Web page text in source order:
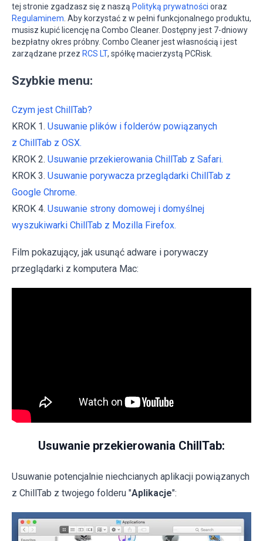
tej stronie zgadzasz się z naszą Polityką prywatności oraz
Regulaminem . Aby korzystać z w pełni funkcjonalnego produktu,
musisz kupić licencję na Combo Cleaner. Dostępny jest 7-dniowy
bezpłatny okres próbny. Combo Cleaner jest własnością i jest
zarządzane przez RCS LT, spółkę macierzystą PCRisk.
Szybkie menu:
Czym jest ChillTab?
KROK 1. Usuwanie plików i folderów powiązanych
z ChillTab z OSX.
KROK 2. Usuwanie przekierowania ChillTab z Safari.
KROK 3. Usuwanie porywacza przeglądarki ChillTab z
Google Chrome.
KROK 4. Usuwanie strony domowej i domyślnej
wyszukiwarki ChillTab z Mozilla Firefox.
Film pokazujący, jak usunąć adware i porywaczy
przeglądarki z komputera Mac:
Usuwanie przekierowania ChillTab:
Usuwanie potencjalnie niechcianych aplikacji powiązanych
z ChillTab z twojego folderu "Aplikacje":